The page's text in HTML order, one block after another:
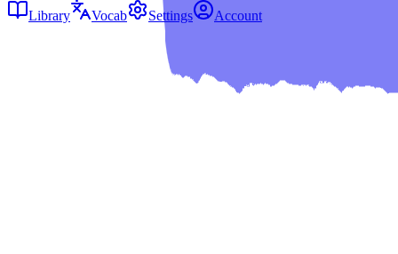
Library
Vocab Settings Account